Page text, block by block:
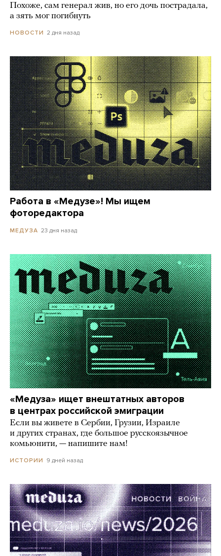
Похоже, сам генерал жив, но его дочь пострадала,
а зять мог погибнуть
НОВОСТИ 2 дня назад
Работа в «Медузе»! Мы ищем
фоторедактора
МЕДУЗА 23 дня назад
«Медуза» ищет внештатных авторов
в центрах российской эмиграции
Если вы живете в Сербии, Грузии, Израиле
и других странах, где большое русскоязычное
комьюнити, — напишите нам!
ИСТОРИИ 9 дней назад